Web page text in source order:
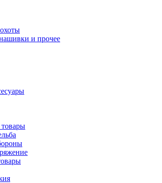
и прочее